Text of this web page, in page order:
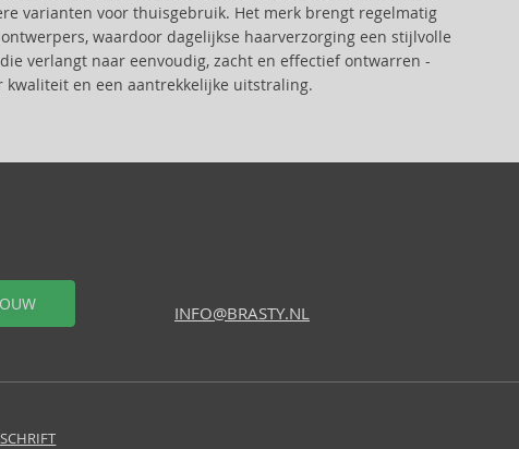
varianten voor thuisgebruik. Het merk brengt regelmatig
waardoor dagelijkse haarverzorging een stijlvolle
verlangt naar eenvoudig, zacht en effectief ontwarren -
kwaliteit en een aantrekkelijke uitstraling.
INFO@BRASTY.NL